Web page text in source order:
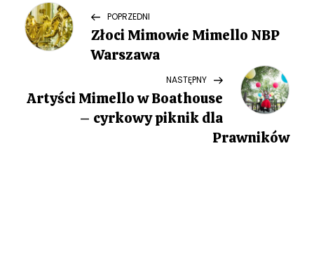
N
a
i
Previous
Post
POPRZEDNI
Złoci Mimowie Mimello NBP
Warszawa
Post
NASTĘPNY
Artyści Mimello w Boathouse
– cyrkowy piknik dla
Prawników